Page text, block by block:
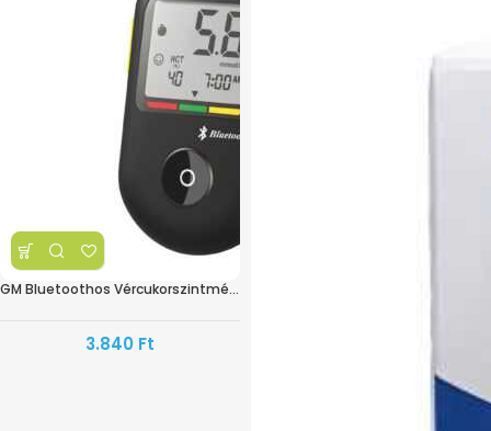
GM Bluetoothos Vércukorszintmérő Fekete BG-710B
3.840 Ft